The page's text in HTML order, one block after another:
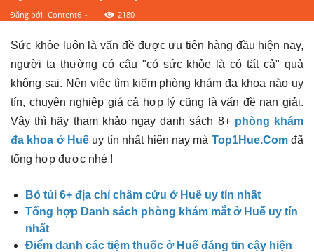
địa
điểm,
công
ty,
Đăng bởi Content6 - 2180
Sức khỏe luôn là vấn đề được ưu tiên hàng đầu hiện nay,
người ta thường có câu "có sức khỏe là có tất cả" quả
không sai. Nên việc tìm kiếm phòng khám đa khoa nào uy
tín, chuyên nghiệp giá cả hợp lý cũng là vấn đề nan giải.
Vậy thì hãy tham khảo ngay danh sách 8+ phòng khám
đa khoa ở Huế uy tín nhất hiện nay mà Top1Hue.Comđã
tổng hợp được nhé !
Bỏ túi 6+ địa chỉ châm cứu ở Huế uy tín nhất
Tổng hợp Danh sách phòng khám mắt ở Huế uy tín
nhất
Điểm danh các tiệm thuốc ở Huế đáng tin cậy hiện